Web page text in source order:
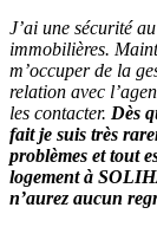
J’ai une sécurité
immobilières.
m’occuper de la
relation avec
les contacter. Dès
fait je suis très
problèmes et tout
logement à
n’aurez aucun